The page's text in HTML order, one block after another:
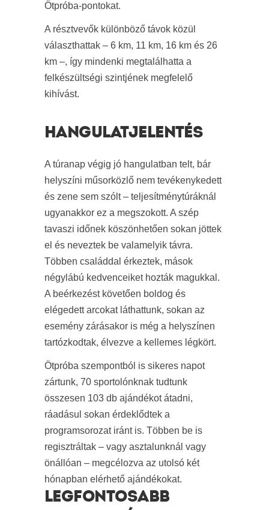
Ötpróba-pontokat.
A résztvevők különböző távok közül
választhattak – 6 km, 11 km, 16 km és 26
km –, így mindenki megtalálhatta a
felkészültségi szintjének megfelelő
kihívást.
HANGULATJELENTÉS
A túranap végig jó hangulatban telt, bár
helyszíni műsorközlő nem tevékenykedett
és zene sem szólt – teljesítménytúráknál
ugyanakkor ez a megszokott. A szép
tavaszi időnek köszönhetően sokan jöttek
el és neveztek be valamelyik távra.
Többen családdal érkeztek, mások
négylábú kedvenceiket hozták magukkal.
A beérkezést követően boldog és
elégedett arcokat láthattunk, sokan az
esemény zárásakor is még a helyszínen
tartózkodtak, élvezve a kellemes légkört.
Ötpróba szempontból is sikeres napot
zártunk, 70 sportolónknak tudtunk
összesen 103 db ajándékot átadni,
ráadásul sokan érdeklődtek a
programsorozat iránt is. Többen be is
regisztráltak – vagy asztalunknál vagy
önállóan – megcélozva az utolsó két
hónapban elérhető ajándékokat.
LEGFONTOSABB